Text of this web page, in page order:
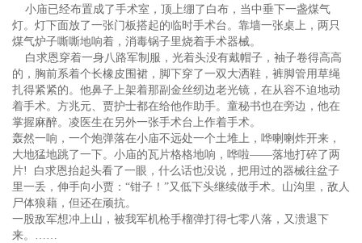
小庙已经布置成了手术室，顶上绷了白布，当中垂下一盏煤气
灯。灯下面放了一张门板搭起的临时手术台。靠墙一张桌上，两只
煤气炉子嘶嘶地响着，消毒锅子里烧着手术器械。
白求恩穿着一身八路军制服，光着头没有戴帽子，袖子卷得高高
的，胸前系着个长橡皮围裙，脚下穿了一双大洒鞋，裤脚管用草绳
扎得紧紧的。他鼻子上架着那副金丝纫边老光镜，在从容不迫地动
着手术。方兆元、贾护士都在给他作助手。童秘书也在旁边，他在
掌握麻醉。凌医生在另外一张手术台上作着手术。
轰然一响，一个炮弹落在小庙不远处一个土堆上，哗喇喇炸开来，
大地猛地跳了一下。小庙的瓦片格格地响，哗啦——落地打碎了两
片! 白求恩抬起头看了一眼，什么话也没说，把用过的器械往盆子
里一丢，伸手向小贾：“钳子！”又低下头继续做手术。山沟里，敌人
尸体狼藉，但还在顽抗。
一股敌军想冲上山，被我军机枪手榴弹打得七零八落，又溃退下
来。……